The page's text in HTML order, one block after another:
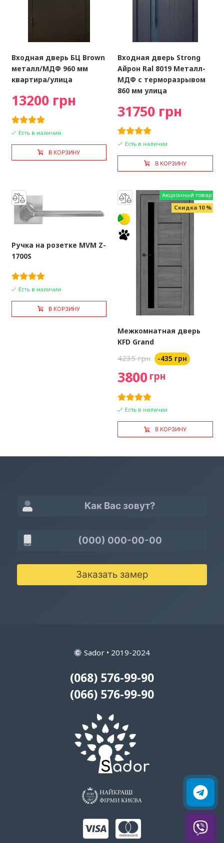
Входная дверь БЦ Brown
металл/МДФ 960 мм
квартира/улица
13200 грн
Есть в наличии
В КОРЗИНУ
Входная дверь Strong
Айрон Ral 8019 Металл-
МДФ с терморазрывом
860 мм улица
31750 грн
Есть в наличии
В КОРЗИНУ
Ручка на розетке MVM Z-
1700S
Есть в наличии
В КОРЗИНУ
Акционный товар
Скидка 10 %
Межкомнатная дверь
KFD Grand
4235 грн -435 грн
3800 грн
Есть в наличии
В КОРЗИНУ
Заказать замер
Sador • 2019-2024
(068) 576-99-90
(066) 576-99-90